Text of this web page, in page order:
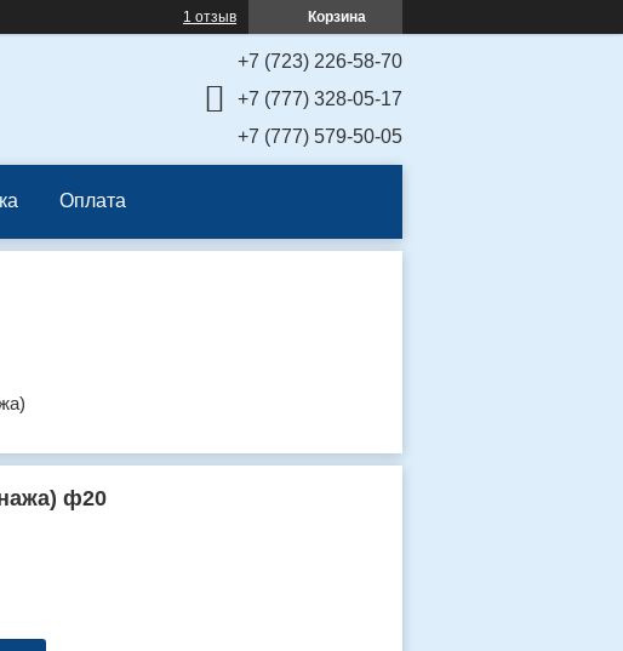
Корзина
1 отзыв
+7 (723) 226-58-70
+7 (777) 328-05-17
+7 (777) 579-50-05
Оплата
ф20